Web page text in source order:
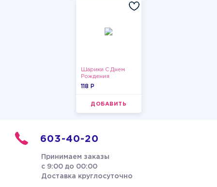
Шарики С Днем
Рождения
118 P
ДОБАВИТЬ
603-40-20
Принимаем заказы
с 9:00 до 00:00
Доставка круглосуточно